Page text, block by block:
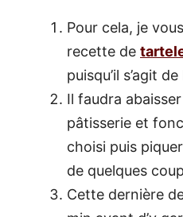
Pour cela, je
recette de
puisqu’il s’agit
Il faudra
pâtisserie et
choisi puis
de quelques
Cette dernière